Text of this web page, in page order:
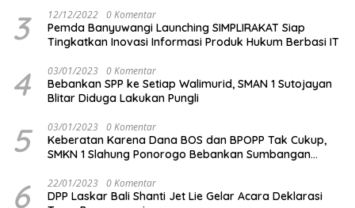
3 12/12/2022 0 Komentar
Pemda Banyuwangi Launching SIMPLIRAKAT Siap
Tingkatkan Inovasi Informasi Produk Hukum Berbasi IT
4 03/01/2023 0 Komentar
Bebankan SPP ke Setiap Walimurid, SMAN 1 Sutojayan
Blitar Diduga Lakukan Pungli
5 03/01/2023 0 Komentar
Keberatan Karena Dana BOS dan BPOPP Tak Cukup,
SMKN 1 Slahung Ponorogo Bebankan Sumbangan
6 22/01/2023 0 Komentar
DPP Laskar Bali Shanti Jet Lie Gelar Acara Deklarasi